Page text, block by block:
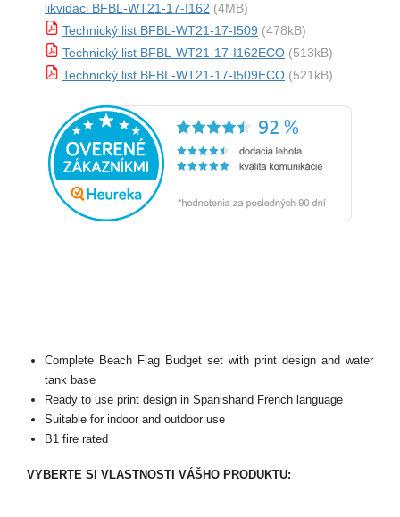
likvidaci BFBL-WT21-17-I162 (4MB)
Technický list BFBL-WT21-17-I509 (478kB)
Technický list BFBL-WT21-17-I162ECO (513kB)
Technický list BFBL-WT21-17-I509ECO (521kB)
Complete Beach Flag Budget set with print design and water
tank base
Ready to use print design in Spanishand French language
Suitable for indoor and outdoor use
B1 fire rated
VYBERTE SI VLASTNOSTI VÁŠHO PRODUKTU: